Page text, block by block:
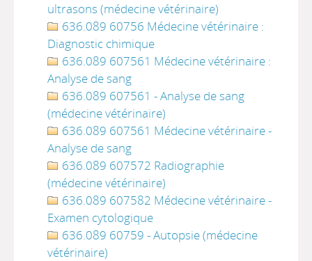
ultrasons (médecine vétérinaire)
636.089 60756 Médecine vétérinaire :
Diagnostic chimique
636.089 607561 Médecine vétérinaire :
Analyse de sang
636.089 607561 - Analyse de sang
(médecine vétérinaire)
636.089 607561 Médecine vétérinaire -
Analyse de sang
636.089 607572 Radiographie
(médecine vétérinaire)
636.089 607582 Médecine vétérinaire -
Examen cytologique
636.089 60759 - Autopsie (médecine
vétérinaire)